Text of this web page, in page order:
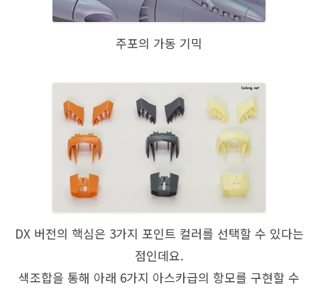
주포의 가동 기믹
DX 버전의 핵심은 3가지 포인트 컬러를 선택할 수 있다는
점인데요.
색조합을 통해 아래 6가지 아스카급의 항모를 구현할 수